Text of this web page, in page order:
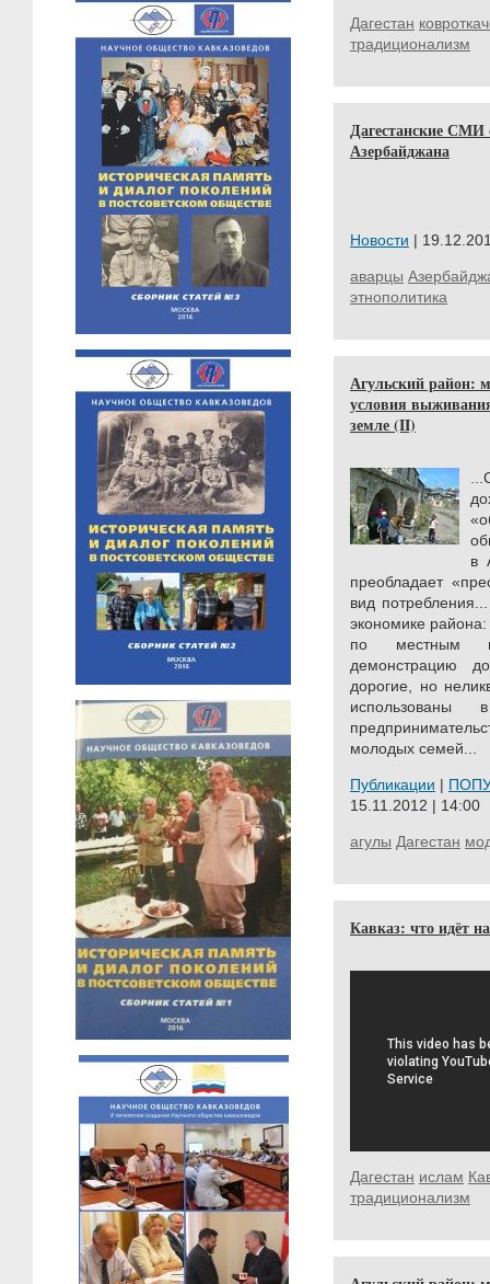
Дагестан
традиционализм
Дагестанские СМИ
Азербайджана
Новости |
аварцы
этнополитика
Агульский район:
условия
земле (II)
в
преобладает
вид
экономике
по местным
демонстрацию
дорогие, но
молодых семей...
Публикации |
15.11.2012 | 14:00
агулы Дагестан
Кавказ: что идёт
Дагестан ислам
традиционализм